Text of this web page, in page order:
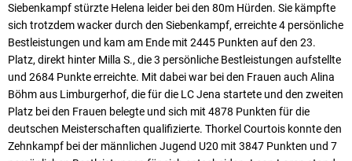
Siebenkampf stürzte Helena leider bei den 80m Hürden. Sie kämpfte
sich trotzdem wacker durch den Siebenkampf, erreichte 4 persönliche
Bestleistungen und kam am Ende mit 2445 Punkten auf den 23.
Platz, direkt hinter Milla S., die 3 persönliche Bestleistungen aufstellte
und 2684 Punkte erreichte. Mit dabei war bei den Frauen auch Alina
Böhm aus Limburgerhof, die für die LC Jena startete und den zweiten
Platz bei den Frauen belegte und sich mit 4878 Punkten für die
deutschen Meisterschaften qualifizierte. Thorkel Courtois konnte den
Zehnkampf bei der männlichen Jugend U20 mit 3847 Punkten und 7